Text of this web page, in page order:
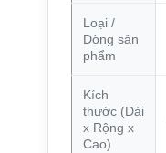
Loại /
Dòng sản
phẩm
Kích
thước (Dài
x Rộng x
Cao)